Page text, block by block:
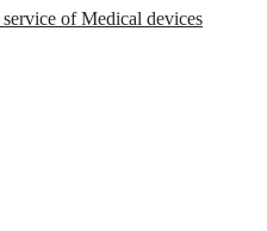
of Medical devices